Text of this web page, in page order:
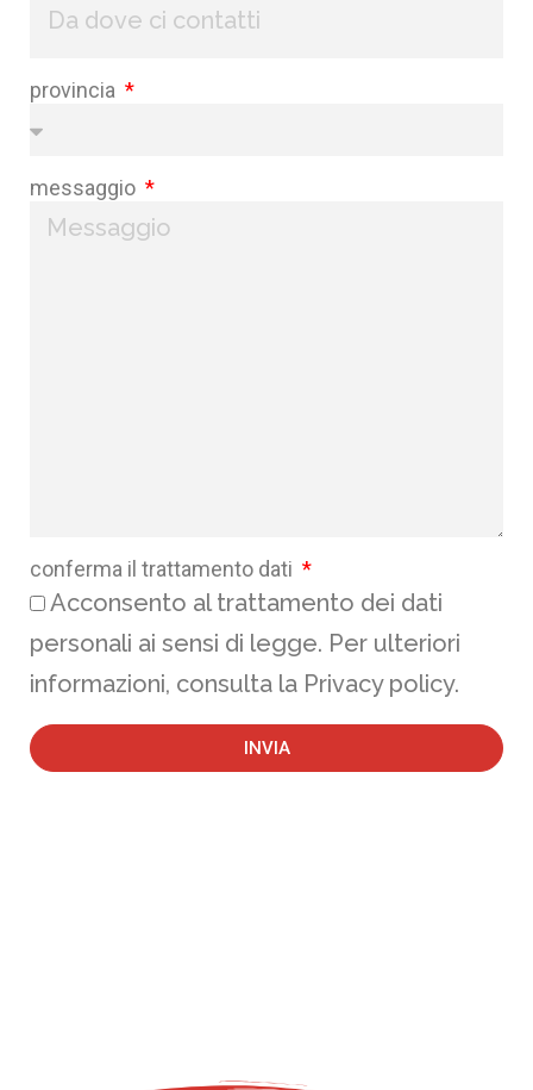
provincia
messaggio
conferma il trattamento dati
Acconsento al trattamento dei dati
personali ai sensi di legge. Per ulteriori
informazioni, consulta la Privacy policy.
INVIA